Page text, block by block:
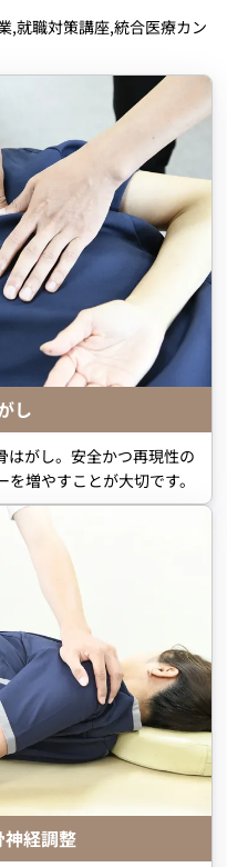
,就職対策講座,統合医療カン
し
はがし。安全かつ再現性の
増やすことが大切です。
経調整